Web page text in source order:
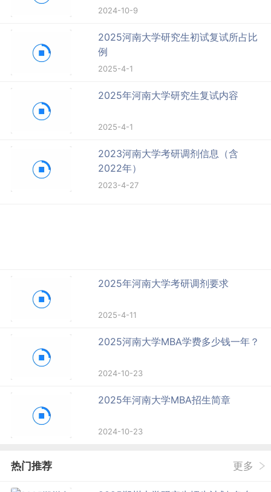
2024-10-9
2025河南大学研究生初试复试所占比
例
2025-4-1
2025年河南大学研究生复试内容
2025-4-1
2023河南大学考研调剂信息（含
2022年）
2023-4-27
2025年河南大学考研调剂要求
2025-4-11
2025河南大学MBA学费多少钱一年？
2024-10-23
2025年河南大学MBA招生简章
2024-10-23
热门推荐 更多